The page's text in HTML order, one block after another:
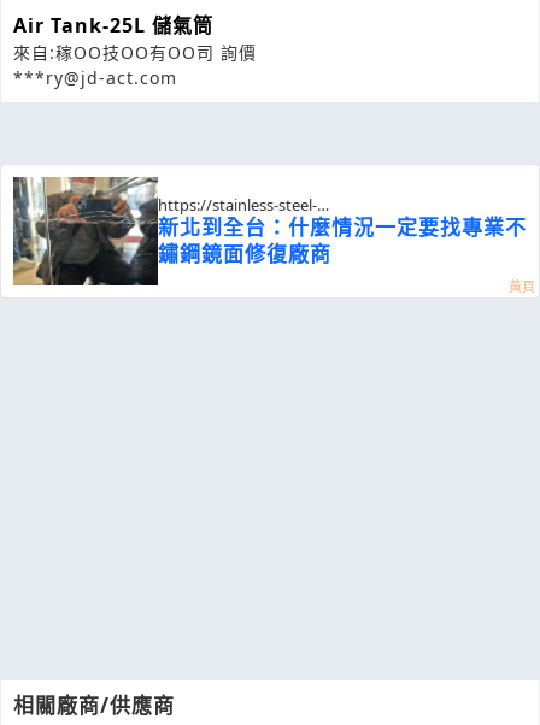
相關廠商/供應商
Air Tank-25L 儲氣筒
來自:稼OO技OO有OO司 詢價
***ry@jd-act.com
https://stainless-steel-
repair.tw66.com.tw/web/SEC?postId=1352789
新北到全台：什麼情況一定要找專業不
鏽鋼鏡面修復廠商